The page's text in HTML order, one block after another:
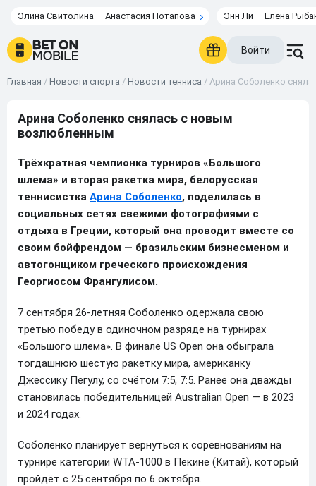
Элина Свитолина — Анастасия Потапова Энн Ли — Елена
Войти
Главная / Новости спорта / Новости тенниса / Арина Соболенко
Арина Соболенко снялась с новым
возлюбленным
Трёхкратная чемпионка турниров «Большого
шлема» и вторая ракетка мира, белорусская
теннисистка Арина Соболенко, поделилась в
социальных сетях свежими фотографиями с
отдыха в Греции, который она проводит вместе со
своим бойфрендом — бразильским бизнесменом и
автогонщиком греческого происхождения
Георгиосом Франгулисом.
7 сентября 26-летняя Соболенко одержала свою
третью победу в одиночном разряде на турнирах
«Большого шлема». В финале US Open она обыграла
тогдашнюю шестую ракетку мира, американку
Джессику Пегулу, со счётом 7:5, 7:5. Ранее она дважды
становилась победительницей Australian Open — в 2023
и 2024 годах.
Соболенко планирует вернуться к соревнованиям на
турнире категории WTA-1000 в Пекине (Китай), который
пройдёт с 25 сентября по 6 октября.